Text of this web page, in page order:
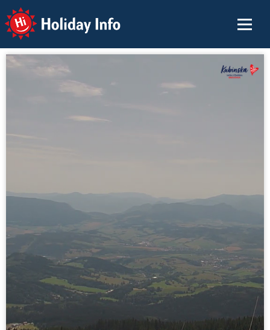
Holiday Info